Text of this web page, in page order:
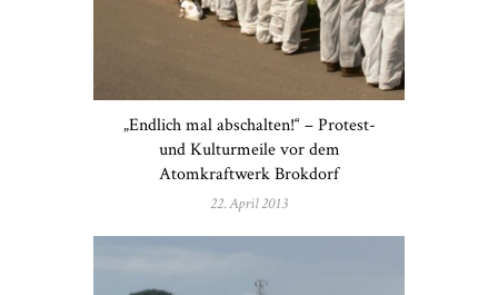
„Endlich mal abschalten!“ – Protest-
und Kulturmeile vor dem
Atomkraftwerk Brokdorf
22. April 2013